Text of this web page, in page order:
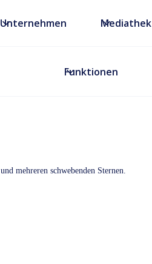
Unternehmen Mediathek
Funktionen